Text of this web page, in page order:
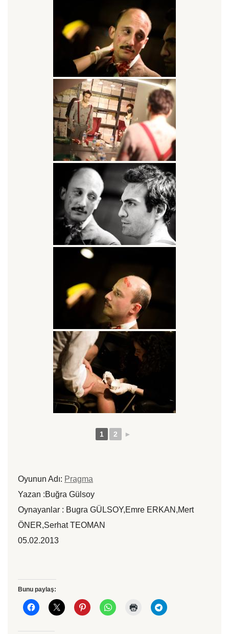
1 2 ►
Oyunun Adı: Pragma
Yazan :Buğra Gülsoy
Oynayanlar : Bugra GÜLSOY,Emre ERKAN,Mert
ÖNER,Serhat TEOMAN
05.02.2013
Bunu paylaş: